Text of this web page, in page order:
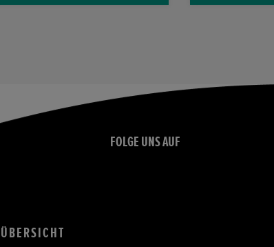
FOLGE UNS AUF
ÜBERSICHT